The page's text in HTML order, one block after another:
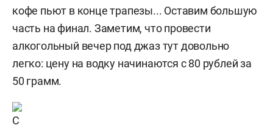
кофе пьют в конце трапезы... Оставим большую
часть на финал. Заметим, что провести
алкогольный вечер под джаз тут довольно
легко: цену на водку начинаются с 80 рублей за
50 грамм.